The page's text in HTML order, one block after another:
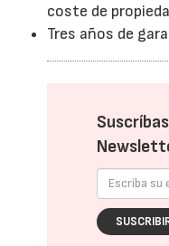
coste de
Tres años de